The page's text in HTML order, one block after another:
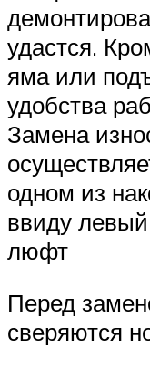
удастся.
яма или
удобства
Замена
одном из
ввиду
люфт
Перед
сверяются